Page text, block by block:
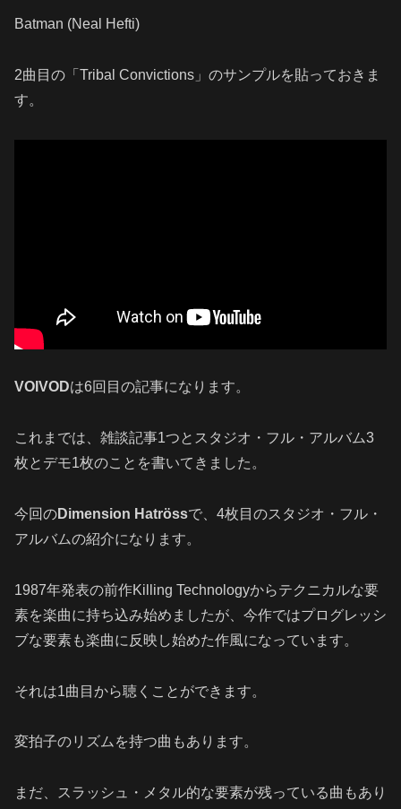
Batman (Neal Hefti)
2曲目の「Tribal Convictions」のサンプルを貼っておきま
す。
VOIVODは6回目の記事になります。
これまでは、雑談記事1つとスタジオ・フル・アルバム3
枚とデモ1枚のことを書いてきました。
今回のDimension Hatrössで、4枚目のスタジオ・フル・
アルバムの紹介になります。
1987年発表の前作Killing Technologyからテクニカルな要
素を楽曲に持ち込み始めましたが、今作ではプログレッシ
ブな要素も楽曲に反映し始めた作風になっています。
それは1曲目から聴くことができます。
変拍子のリズムを持つ曲もあります。
まだ、スラッシュ・メタル的な要素が残っている曲もあり